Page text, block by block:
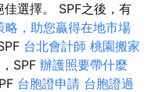
選擇。 SPF之後，有
略，助您贏得在地市場
台北會計師 桃園搬家
SPF 辦護照要帶什麼
台胞證申請 台胞證過